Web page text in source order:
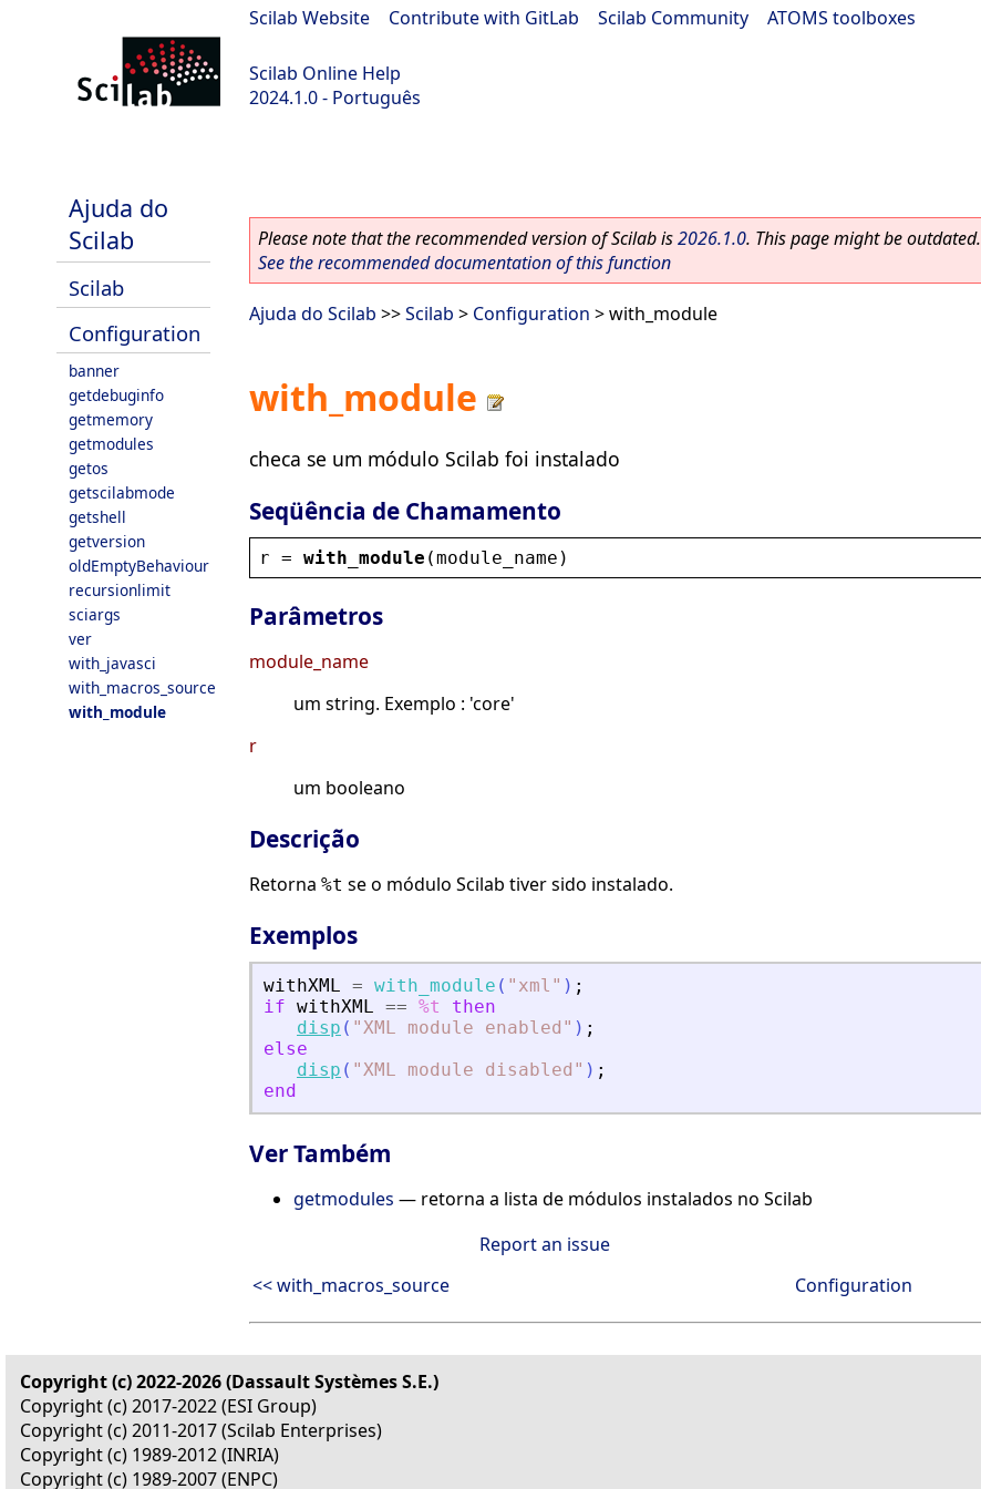
Scilab Website Contribute with GitLab Scilab Community ATOMS toolboxes
Scilab Online Help
2024.1.0 - Português
Ajuda do
Scilab
Scilab
Configuration
banner
getdebuginfo
getmemory
getmodules
getos
getscilabmode
getshell
getversion
oldEmptyBehaviour
recursionlimit
sciargs
ver
with_javasci
with_macros_source
with_module
Please note that the recommended version of Scilab is2026.1.0. This page might be outdated.
See the recommended documentation of this function
Ajuda do Scilab >>Scilab > Configuration > with_module
with_module
checa se um módulo Scilab foi instalado
Seqüência de Chamamento
r = with_module (module_name )
Parâmetros
module_name
um string. Exemplo : 'core'
r
um booleano
Descrição
Retorna %t se o módulo Scilab tiver sido instalado.
Exemplos
withXML = with_module ( " xml " ) ;
if withXML == %t
then
disp ( "XML module enabled " ) ;
else
disp ( "XML module disabled " ) ;
end
Ver Também
getmodules — retorna a lista de módulos instalados no Scilab
Report an issue
<< with_macros_source
Configuration
Copyright (c) 2022-2026 (Dassault Systèmes S.E.)
Copyright (c) 2017-2022 (ESI Group)
Copyright (c) 2011-2017 (Scilab Enterprises)
Copyright (c) 1989-2012 (INRIA)
Copyright (c) 1989-2007 (ENPC)